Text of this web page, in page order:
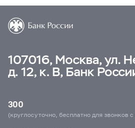
107016, Москва, ул.
д. 12, к. В, Банк
300
(круглосуточно, бесплатно для звонков